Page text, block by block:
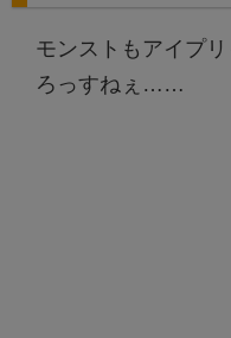
モンストもアイプ
ろっすねぇ……